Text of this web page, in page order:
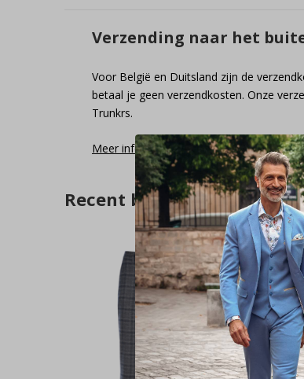
Verzending naar het
Voor België en Duitsland zijn de
betaal je geen verzendkosten. Onze
Trunkrs.
Meer informatie
Recent bekeken